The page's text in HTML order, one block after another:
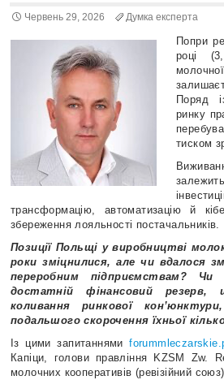
Червень 29, 2026 Думка експерта
Попри
році
Поряд
ринку
тиском
трансформацію, автоматизацію й
збереження лояльності постачальників.
Позиції Польщі у виробництві
роки зміцнилися, але чи вдалося
переробним підприємствам?
достатній фінансовий резерв,
коливання ринкової
подальшого скорочення їхньої
Із цими запитаннями
Капіци, голови правління KZSM Zw.
молочних кооперативів (ревізійний